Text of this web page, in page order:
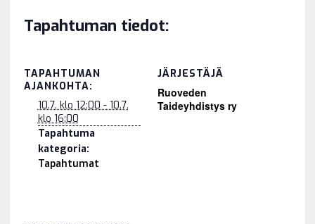
Tapahtuman tiedot:
TAPAHTUMAN
AJANKOHTA:
10.7. klo 12:00 - 10.7.
klo 16:00
Tapahtuma
kategoria:
Tapahtumat
JÄRJESTÄJÄ
Ruoveden
Taideyhdistys ry